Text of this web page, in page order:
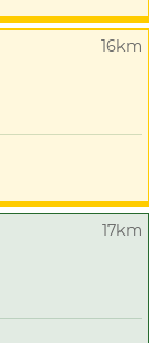
16km
17km